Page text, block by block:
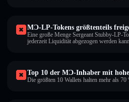
MƆ-LP-Tokens größtenteils
Eine große Menge Sergeant Stubby-LP-
jederzeit Liquidität abgezogen werden
Top 10 der MƆ-Inhaber mit
Die größten 10 Wallets halten mehr als